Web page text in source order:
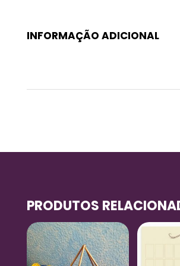
INFORMAÇÃO ADICIONAL
PRODUTOS